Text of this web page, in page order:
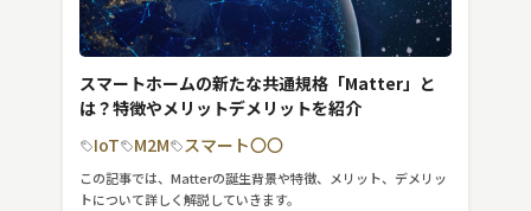
スマートホームの新たな共通規格「Matter」と
は？特徴やメリットデメリットを紹介
IoT
M2M スマート〇〇
この記事では、Matterの誕生背景や特徴、メリット、デメリッ
トについて詳しく解説していきます。